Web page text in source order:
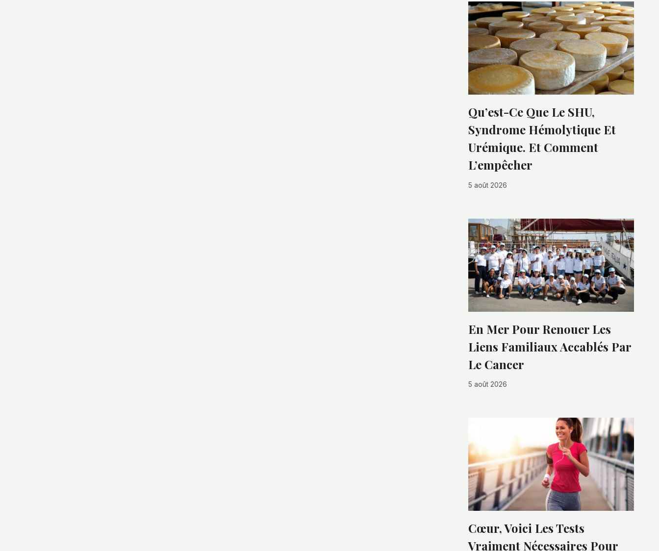
Qu’est-Ce Que Le SHU,
Syndrome Hémolytique Et
Urémique. Et Comment
L’empêcher
5 août 2026
En Mer Pour Renouer Les
Liens Familiaux Accablés Par
Le Cancer
5 août 2026
Cœur, Voici Les Tests
Vraiment Nécessaires Pour